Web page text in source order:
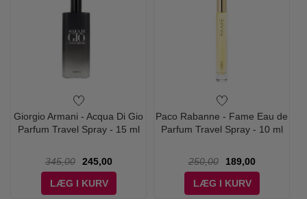
Giorgio Armani - Acqua Di Gio
Parfum Travel Spray - 15 ml
345,00
245,00
LÆG I KURV
Paco Rabanne - Fame Eau de
Parfum Travel Spray - 10 ml
250,00
189,00
LÆG I KURV